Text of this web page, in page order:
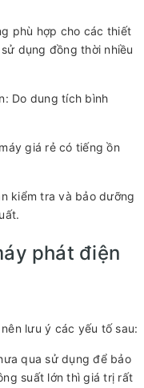
phù hợp cho các thiết
dụng đồng thời nhiều
Do dung tích bình
giá rẻ có tiếng ồn
kiểm tra và bảo dưỡng
phát điện
lưu ý các yếu tố sau:
qua sử dụng để bảo
suất lớn thì giá trị rất